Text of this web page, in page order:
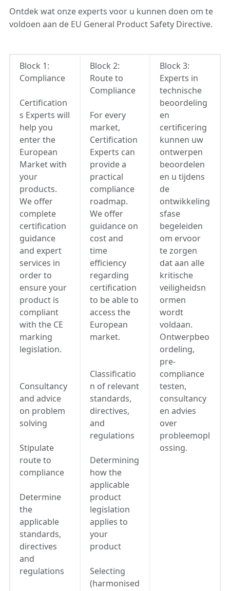
Ontdek wat onze experts voor u kunnen doen om te
voldoen aan de EU General Product Safety Directive.
Block 1:
Compliance
Certification
s Experts will
help you
enter the
European
Market with
your
products.
We offer
complete
certification
guidance
and expert
services in
order to
ensure your
product is
compliant
with the CE
marking
legislation.
Consultancy
and advice
on problem
solving
Stipulate
route to
compliance
Determine
the
applicable
standards,
directives
and
regulations
Block 2:
Route to
Compliance
For every
market,
Certification
Experts can
provide a
practical
compliance
roadmap.
We offer
guidance on
cost and
time
efficiency
regarding
certification
to be able to
access the
European
market.
Classificatio
n of relevant
standards,
directives,
and
regulations
Determining
how the
applicable
product
legislation
applies to
your
product
Selecting
(harmonised
Block 3:
Experts in
technische
beoordeling
en
certificering
kunnen uw
ontwerpen
beoordelen
en u tijdens
de
ontwikkeling
sfase
begeleiden
om ervoor
te zorgen
dat aan alle
kritische
veiligheidsn
ormen
wordt
voldaan.
Ontwerpbeo
ordeling,
pre-
compliance
testen,
consultancy
en advies
over
probleemopl
ossing.